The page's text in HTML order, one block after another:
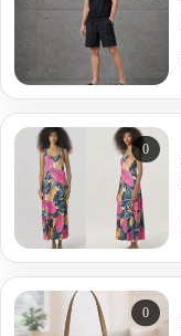
0
0